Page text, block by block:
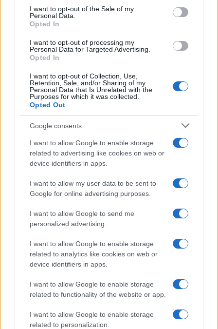
consent section.
I want to opt-out of the Sale of my
Personal Data.
Opted In
I want to opt-out of processing my
Personal Data for Targeted Advertising.
Opted In
I want to opt-out of Collection, Use,
Retention, Sale, and/or Sharing of my
Personal Data that Is Unrelated with the
Purposes for which it was collected.
Opted Out
Google consents
I want to allow Google to enable storage
related to advertising like cookies on web or
device identifiers in apps.
I want to allow my user data to be sent to
Google for online advertising purposes.
I want to allow Google to send me
personalized advertising.
I want to allow Google to enable storage
related to analytics like cookies on web or
device identifiers in apps.
I want to allow Google to enable storage
related to functionality of the website or app.
I want to allow Google to enable storage
related to personalization.
Continua a leggere
TENNIS
ATP Masters 1000 Montreal 2026: orari e partite del 7
agosto
Andrea Conforti · 7 Ago 2026